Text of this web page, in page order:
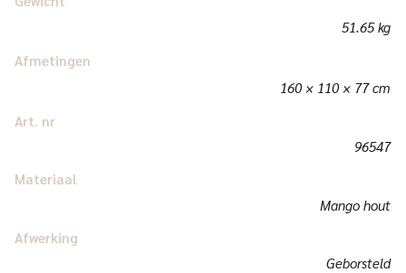
51.65 kg
Afmetingen
160 × 110 × 77 cm
Art. nr
96547
Materiaal
Mango hout
Afwerking
Geborsteld